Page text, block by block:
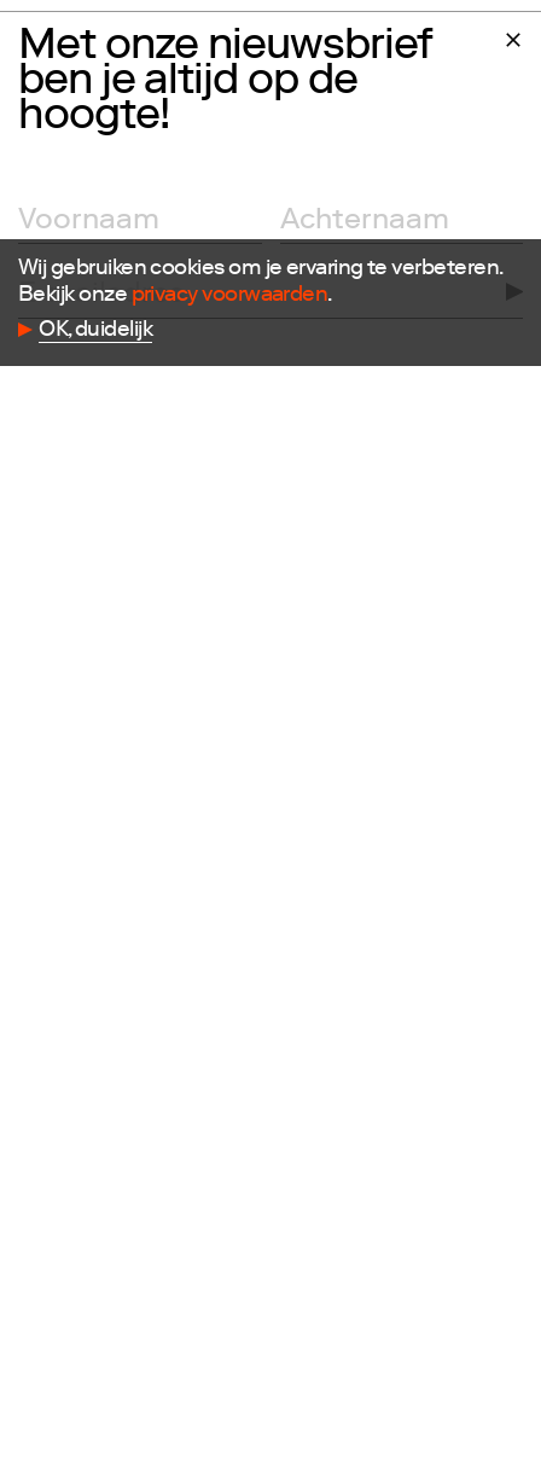
Wij gebruiken cookies om je ervaring te verbeteren.
Bekijk onze privacy voorwaarden.
OK, duidelijk
Met onze nieuwsbrief
ben je altijd op de
hoogte!